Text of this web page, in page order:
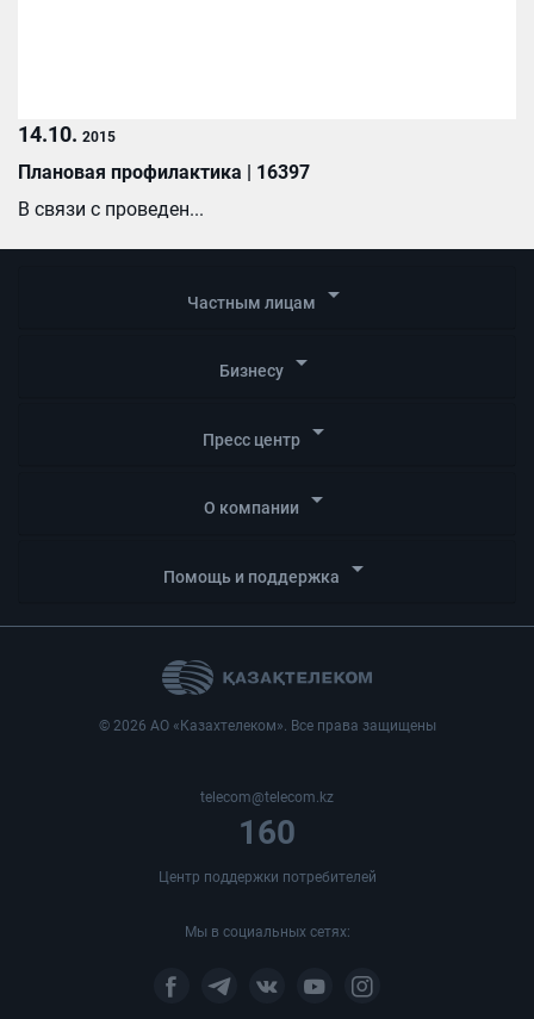
14.10. 2015
Плановая профилактика | 16397
В связи с проведен...
Частным лицам arrow_drop_down
Бизнесу arrow_drop_down
Пресс центр arrow_drop_down
О компании arrow_drop_down
Помощь и поддержка arrow_drop_down
© 2026 АО «Казахтелеком». Все права защищены
telecom@telecom.kz
160
Центр поддержки потребителей
Мы в социальных сетях: